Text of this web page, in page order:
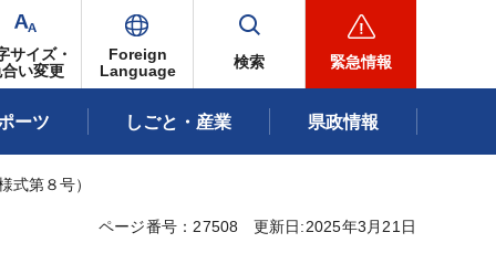
サイズ・
い変更
Foreign
Language
検索 緊急情報
ーツ しごと・産業 県政情報
第８号）
ページ番号：27508 更新日:2025年3月21日